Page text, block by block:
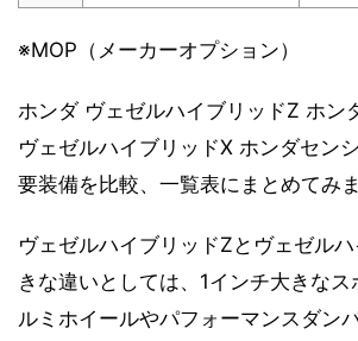
※MOP（メーカーオプション）
ホンダ ヴェゼルハイブリッドZ ホン
ヴェゼルハイブリッドX ホンダセン
要装備を比較、一覧表にまとめてみま
ヴェゼルハイブリッドZとヴェゼル
きな違いとしては、1インチ大きな
ルミホイールやパフォーマンスダン